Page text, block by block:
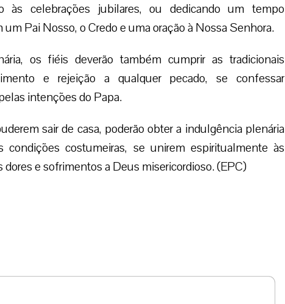
às celebrações jubilares, ou dedicando um tempo
Pai Nosso, o Credo e uma oração à Nossa Senhora.
os fiéis deverão também cumprir as tradicionais
e rejeição a qualquer pecado, se confessar
intenções do Papa.
sair de casa, poderão obter a indulgência plenária
costumeiras, se unirem espiritualmente às
e sofrimentos a Deus misericordioso. (EPC)